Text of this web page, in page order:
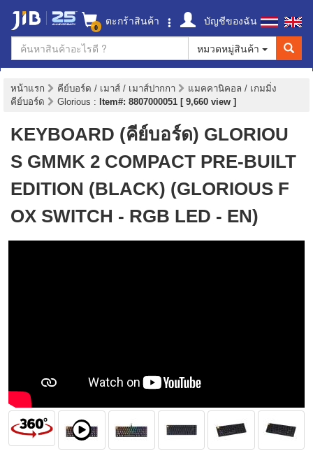
0 ตะกร้าสินค้า
บัญชีของฉัน
หมวดหมู่สินค้า
หน้าแรก คีย์บอร์ด / เมาส์ / เมาส์ปากกา
แมคคานิคอล / เกมมิ่ง
คีย์บอร์ด
Glorious : Item#: 8807000051 [ 9,660 view ]
KEYBOARD (คีย์บอร์ด) GLORIOU
S GMMK 2 COMPACT PRE-BUILT
EDITION (BLACK) (GLORIOUS F
OX SWITCH - RGB LED - EN)